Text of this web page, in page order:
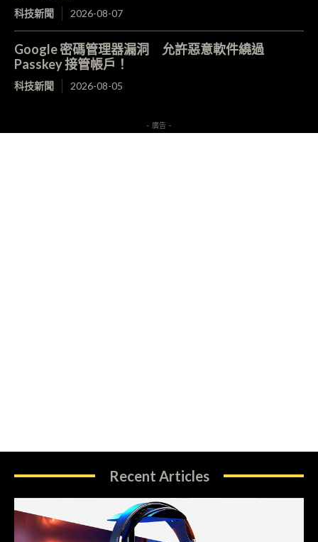
科技新聞 2026-08-07
Google 密碼管理器漏洞 允許惡意軟件繞過
Passkey 接管帳戶！
科技新聞 2026-08-05
- 廣告 -
Recent Articles